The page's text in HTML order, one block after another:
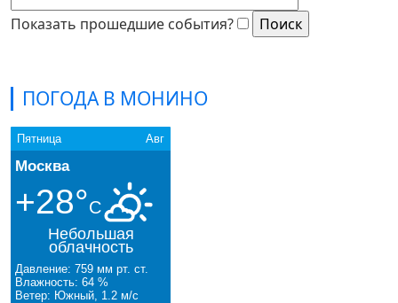
ПОГОДА В МОНИНО
Пятница Авг
Москва
+28°C
Небольшая
облачность
Давление: 759 мм рт. ст.
Влажность: 64 %
Ветер: Южный, 1.2 м/с
Показать прошедшие события?